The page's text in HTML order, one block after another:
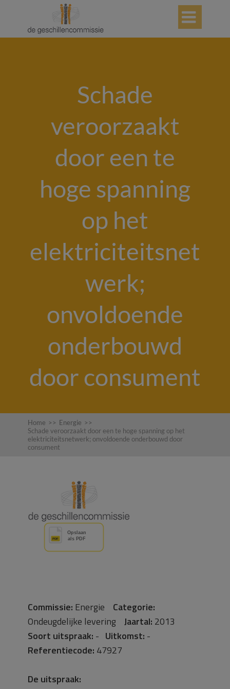

Schade
veroorzaakt
door een te
hoge spanning
op het
elektriciteitsnet
werk;
onvoldoende
onderbouwd
door consument
Home >> Energie >>
Schade veroorzaakt door een te hoge spanning op het
elektriciteitsnetwerk; onvoldoende onderbouwd door
consument
Commissie: Energie Categorie:
Ondeugdelijke levering Jaartal: 2013
Soort uitspraak: - Uitkomst: -
Referentiecode: 47927
De uitspraak: